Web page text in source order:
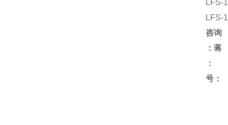
LFS-
LFS-
咨询
：蒋
号：